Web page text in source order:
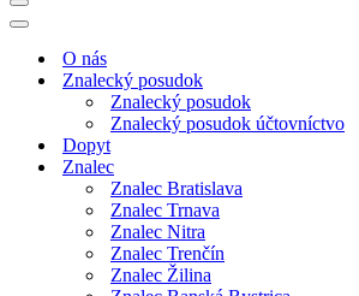
Menu
navigácie
Menu
navigácieO nás
Znalecký posudok
Znalecký posudok
Znalecký posudok účtovníctvo
Dopyt
Znalec
Znalec Bratislava
Znalec Trnava
Znalec Nitra
Znalec Trenčín
Znalec Žilina